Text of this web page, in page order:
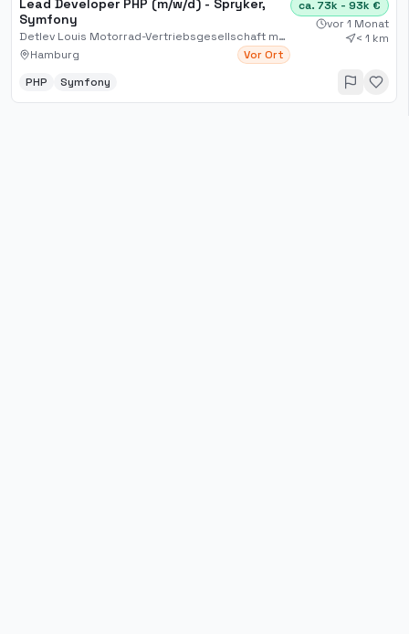
Lead Developer PHP (m/w/d) - Spryker,
Symfony
Detlev Louis Motorrad-Vertriebsgesellschaft mbH
Hamburg
Vor Ort
ca. 73k - 93k €
vor 1 Monat
< 1 km
PHP Symfony